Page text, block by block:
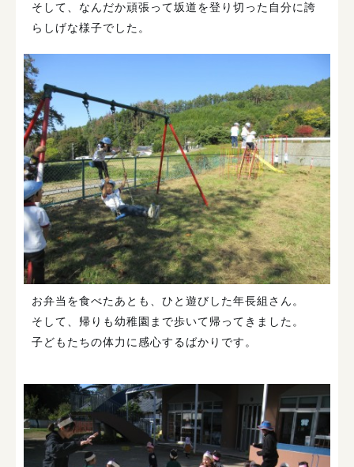
そして、なんだか頑張って坂道を登り切った自分に誇
らしげな様子でした。
お弁当を食べたあとも、ひと遊びした年長組さん。
そして、帰りも幼稚園まで歩いて帰ってきました。
子どもたちの体力に感心するばかりです。